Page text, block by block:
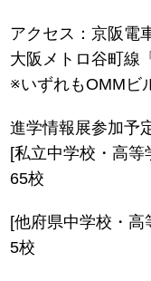
アクセス：京阪電
大阪メトロ谷町線
※いずれもOMMビ
進学情報展参加予
[私立中学校・高等
65校
[他府県中学校・高
5校